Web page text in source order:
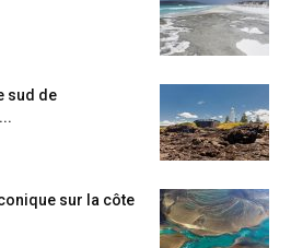
sud de
sur la côte